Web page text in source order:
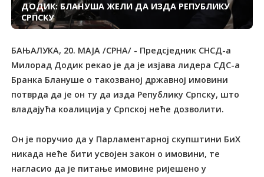
ДОДИК: БЛАНУША ЖЕЛИ ДА ИЗДА РЕПУБЛИКУ
СРПСКУ
БАЊАЛУКA, 20. МАЈА /СРНА/ - Предсједник СНСД-а
Милорад Додик рекао je да је изјава лидера СДС-а
Бранка Блануше о такозваној државној имовини
потврда да је он ту да изда Републику Српску, што
владајућа коалиција у Српској неће дозволити.
Он је поручио да у Парламентарној скупштини БиХ
никада неће бити усвојен закон о имовини, те
нагласио да је питање имовине ријешено у